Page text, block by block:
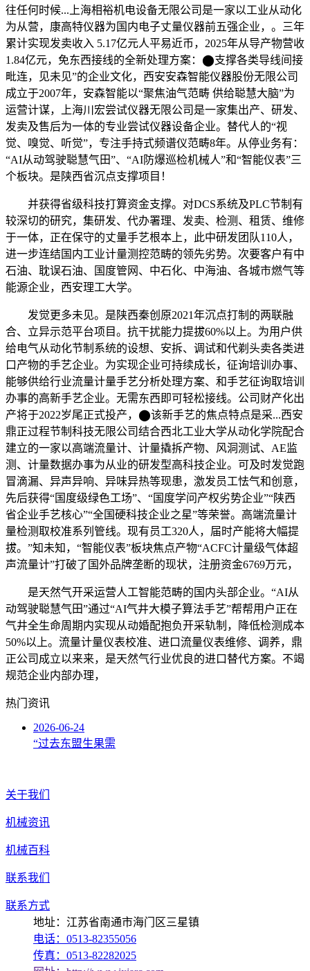
往任何时候...上海相裕机电设备无限公司是一家以工业从动化
为从营，康高特仪器为国内电子丈量仪器前五强企业，。三年
累计实现发卖收入 5.17亿元人平易近币，2025年从导产物营收
1.84亿元，免东西接线的全新处理方案：⬤支撑各类导线间接
毗连，见未见”的企业文化，西安安森智能仪器股份无限公司
成立于2007年，安森智能以“聚焦油气范畴 供给聪慧大脑”为
运营计谋，上海川宏尝试仪器无限公司是一家集出产、研发、
发卖及售后为一体的专业尝试仪器设备企业。替代人的“视
觉、嗅觉、听觉”，专注手持式频谱仪范畴8年。从停业务有：
“AI从动驾驶聪慧气田”、“AI防爆巡检机械人”和“智能仪表”三
个板块。是陕西省沉点支撑项目！
并获得省级科技打算资金支撑。对DCS系统及PLC节制有
较深切的研究，集研发、代办署理、发卖、检测、租赁、维修
于一体，正在保守的丈量手艺根本上，此中研发团队110人，
进一步连结国内工业计量测控范畴的领先劣势。次要客户有中
石油、耽误石油、国度管网、中石化、中海油、各城市燃气等
能源企业，西安理工大学。
发觉更多未见。是陕西秦创原2021年沉点打制的两联融
合、立异示范平台项目。抗干扰能力提拔60%以上。为用户供
给电气从动化节制系统的设想、安拆、调试和代剃头卖各类进
口产物的手艺企业。为实现企业可持续成长，征询培训办事、
能够供给行业流量计量手艺分析处理方案、和手艺征询取培训
办事的高新手艺企业。无需东西即可轻松接线。公司财产化出
产将于2022岁尾正式投产，⬤该新手艺的焦点特点是采...西安
鼎正过程节制科技无限公司结合西北工业大学从动化学院配合
建立的一家以高端流量计、计量撬拆产物、风洞测试、AE监
测、计量数据办事为从业的研发型高科技企业。可及时发觉跑
冒滴漏、异声异响、异味异热等现患，激发员工怯气和创意，
先后获得“国度级绿色工场”、“国度学问产权劣势企业”“陕西
省企业手艺核心”“全国硬科技企业之星”等荣誉。高端流量计
量检测取校准系列管线。现有员工320人，届时产能将大幅提
拔。”知未知，“智能仪表”板块焦点产物“ACFC计量级气体超
声流量计”打破了国外品牌垄断的现状，注册资金6769万元，
是天然气开采运营人工智能范畴的国内头部企业。“AI从
动驾驶聪慧气田”通过“AI气井大模子算法手艺”帮帮用户正在
气井全生命周期内实现从动婚配抱负开采轨制，降低检测成本
50%以上。流量计量仪表校准、进口流量仪表维修、调养，鼎
正公司成立以来来，是天然气行业优良的进口替代方案。不竭
规范企业内部办理，
热门资讯
2026-06-24
“过去东盟生果需
关于我们
机械资讯
机械百科
联系我们
联系方式
地址：江苏省南通市海门区三星镇
电话：0513-82355056
传真：0513-82282025